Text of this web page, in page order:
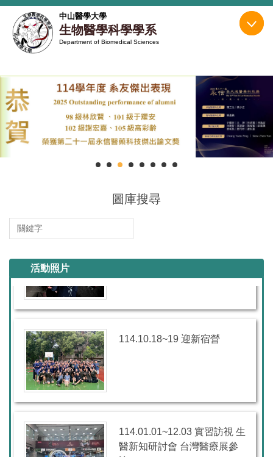
跳
到
主
區
中山醫學大學
生物醫學科學學系
Department of Biomedical Sciences
圖庫搜尋
活動照片
114.11.13 系烤
114.10.18~19 迎新宿營
114.01.01~12.03 實習訪視 生
醫新知研討會 台灣醫療展參